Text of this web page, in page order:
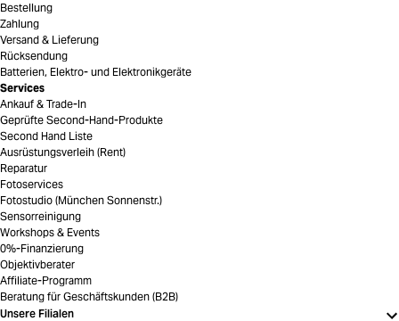
Bestellung
Zahlung
Versand & Lieferung
Rücksendung
Batterien, Elektro- und Elektronikgeräte
Services
Ankauf & Trade-In
Geprüfte Second-Hand-Produkte
Second Hand Liste
Ausrüstungsverleih (Rent)
Reparatur
Fotoservices
Fotostudio (München Sonnenstr.)
Sensorreinigung
Workshops & Events
0%-Finanzierung
Objektivberater
Affiliate-Programm
Beratung für Geschäftskunden (B2B)
Unsere Filialen